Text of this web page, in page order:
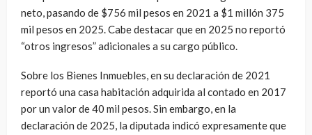
neto, pasando de $756 mil pesos en 2021 a $1 millón 375
mil pesos en 2025. Cabe destacar que en 2025 no reportó
“otros ingresos” adicionales a su cargo público.
Sobre los Bienes Inmuebles, en su declaración de 2021
reportó una casa habitación adquirida al contado en 2017
por un valor de 40 mil pesos. Sin embargo, en la
declaración de 2025, la diputada indicó expresamente que